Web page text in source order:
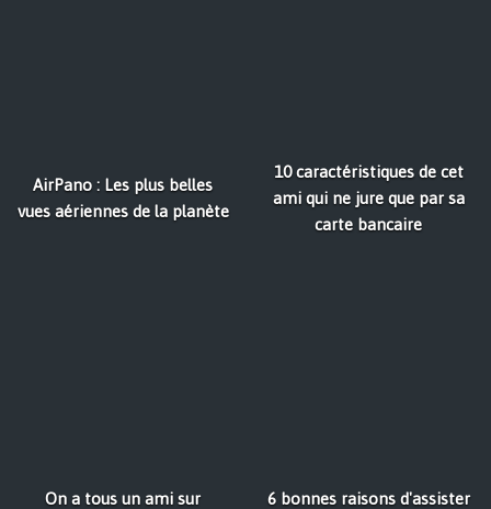
AirPano : Les plus belles
vues aériennes de la planète
10 caractéristiques de cet
ami qui ne jure que par sa
carte bancaire
On a tous un ami sur
6 bonnes raisons d'assister